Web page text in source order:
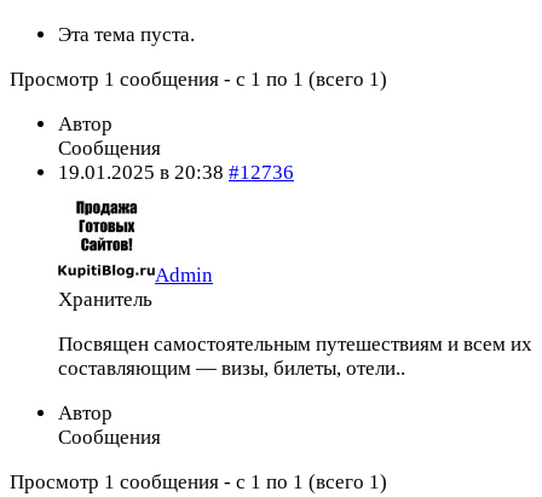
Эта тема пуста.
Просмотр 1 сообщения - с 1 по 1 (всего 1)
Автор
Сообщения
19.01.2025 в 20:38 #12736
Admin
Хранитель
Посвящен самостоятельным путешествиям и всем их
составляющим — визы, билеты, отели..
Автор
Сообщения
Просмотр 1 сообщения - с 1 по 1 (всего 1)